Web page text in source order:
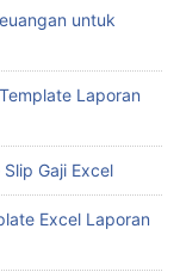
untuk
Laporan
Gaji Excel
Excel Laporan